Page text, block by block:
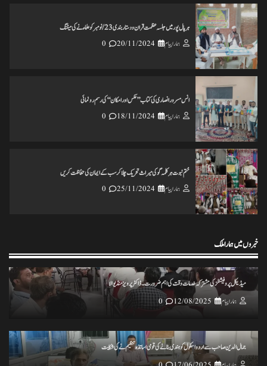
ہرپال پور میں جلسہ عظمت قران و دستاربندی 23/نومبر کو علماء نے کی میٹنگ
ہمارا پیام
20/11/2024
0
انس مسرور انصاری کی کتاب ’’عکس اورامکان ‘‘ کی رسم رونمائی
ہمارا پیام
18/11/2024
0
ختم نبوت ہر کلمہ گو کی میراث تحریک چلاکرسب کے ایمان کی حفاظت کریں
ہمارا پیام
25/11/2024
0
ہمارا پیام
20/11/2024
0
ہمارا پیام
20/11/2024
0
خبروں میں ہمارا ملک
میڈیکل پروفیشنلز کی مشترکہ خدمات وقت کی اہم ضرورت۔ ڈاکٹر پرویز منڈیوالا
ہمارا پیام
12/08/2025
0
جمال الدین صاحب سے اردو اسکول کو ہندی بنانے کی قومی اساتذہ تنظیم نے کی شکایت